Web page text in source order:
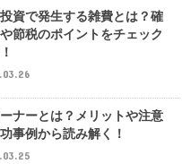
資で発生する雑費とは？確
節税のポイントをチェック
ナーとは？メリットや注意
事例から読み解く！